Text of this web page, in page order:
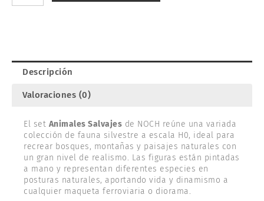
Descripción
Valoraciones (0)
El set Animales Salvajes de NOCH reúne una variada
colección de fauna silvestre a escala H0, ideal para
recrear bosques, montañas y paisajes naturales con
un gran nivel de realismo. Las figuras están pintadas
a mano y representan diferentes especies en
posturas naturales, aportando vida y dinamismo a
cualquier maqueta ferroviaria o diorama.